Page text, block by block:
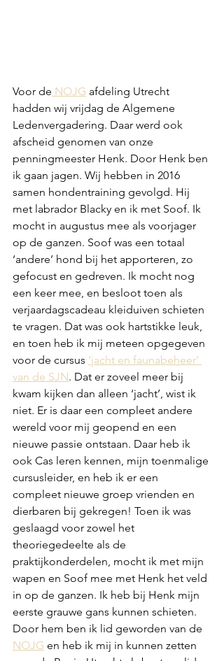
Voor de NOJG afdeling Utrecht
hadden wij vrijdag de Algemene
Ledenvergadering. Daar werd ook
afscheid genomen van onze
penningmeester Henk. Door Henk ben
ik gaan jagen. Wij hebben in 2016
samen hondentraining gevolgd. Hij
met labrador Blacky en ik met Soof. Ik
mocht in augustus mee als voorjager
op de ganzen. Soof was een totaal
‘andere’ hond bij het apporteren, zo
gefocust en gedreven. Ik mocht nog
een keer mee, en besloot toen als
verjaardagscadeau kleiduiven schieten
te vragen. Dat was ook hartstikke leuk,
en toen heb ik mij meteen opgegeven
voor de cursus ‘jacht en faunabeheer’
van de SJN. Dat er zoveel meer bij
kwam kijken dan alleen ‘jacht’, wist ik
niet. Er is daar een compleet andere
wereld voor mij geopend en een
nieuwe passie ontstaan. Daar heb ik
ook Cas leren kennen, mijn toenmalige
cursusleider, en heb ik er een
compleet nieuwe groep vrienden en
dierbaren bij gekregen! Toen ik was
geslaagd voor zowel het
theoriegedeelte als de
praktijkonderdelen, mocht ik met mijn
wapen en Soof mee met Henk het veld
in op de ganzen. Ik heb bij Henk mijn
eerste grauwe gans kunnen schieten.
Door hem ben ik lid geworden van de
NOJG en heb ik mij in kunnen zetten